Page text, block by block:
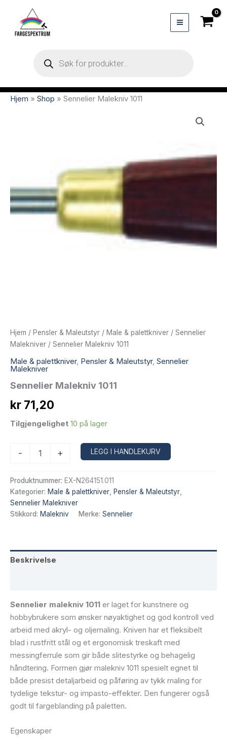
search
Hjem » Shop » Sennelier Malekniv 1011
Hjem / Pensler & Maleutstyr / Male & palettkniver / Sennelier
Malekniver / Sennelier Malekniv 1011
Male & palettkniver, Pensler & Maleutstyr, Sennelier
Malekniver
Sennelier Malekniv 1011
kr 71,20
Tilgjengelighet 10 på lager
-
Malekniv
antall
+ LEGG I HANDLEKURV
Produktnummer: EX-N264151.011
Kategorier: Male & palettkniver Pensler & Maleutstyr
Sennelier Malekniver
Stikkord: Malekniv Merke: Sennelier
Beskrivelse
Sennelier malekniv 1011 er laget for kunstnere og
hobbybrukere som ønsker nøyaktighet og god kontroll ved
arbeid med akryl- og oljemaling. Kniven har et fleksibelt
blad i rustfritt stål og et ergonomisk treskaft med
messingferrule som gir både slitestyrke og behagelig
håndtering. Formen gjør malekniv 1011 spesielt egnet til
både presist detaljarbeid og påføring av tykk maling for
tydelige tekstur- og impasto-effekter. Den fungerer også
godt til fargeblanding på paletten.
Egenskaper